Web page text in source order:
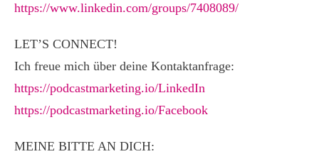
https://www.linkedin.com/groups/7408089/
LET’S CONNECT!
Ich freue mich über deine Kontaktanfrage:
https://podcastmarketing.io/LinkedIn
https://podcastmarketing.io/Facebook
MEINE BITTE AN DICH: